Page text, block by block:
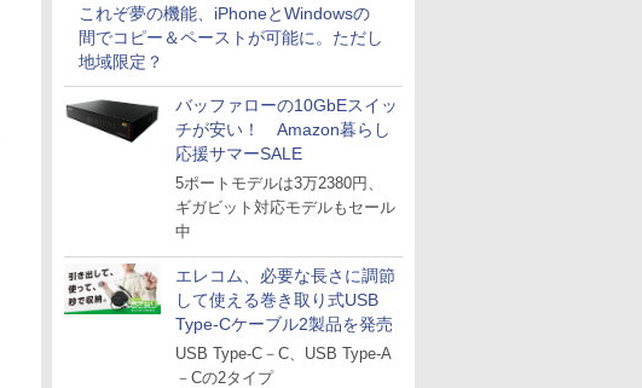
これぞ夢の機能、iPhoneとWindowsの
間でコピー＆ペーストが可能に。ただし
地域限定？
バッファローの10GbEスイッ
チが安い！ Amazon暮らし
応援サマーSALE
5ポートモデルは3万2380円、
ギガビット対応モデルもセール
中
エレコム、必要な長さに調節
して使える巻き取り式USB
Type-Cケーブル2製品を発売
USB Type-C－C、USB Type-A
－Cの2タイプ